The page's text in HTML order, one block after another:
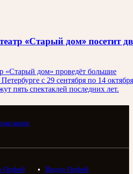
«Старый дом» посетит
«Старый дом» проведёт большие
с 29 сентября по 14
пять спектаклей последних лет.
Орфей
Видео Орфей